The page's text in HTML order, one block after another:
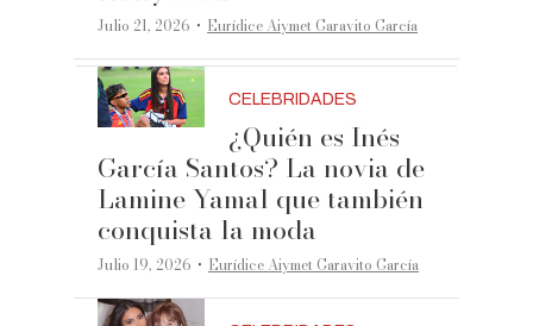
Julio 21, 2026 ·Eurídice Aiymet Garavito García
CELEBRIDADES
¿Quién es Inés
García Santos? La novia de
Lamine Yamal que también
conquista la moda
Julio 19, 2026 ·Eurídice Aiymet Garavito García